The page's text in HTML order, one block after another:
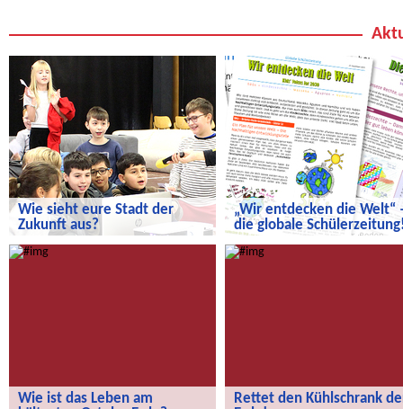
Wie sieht eure Stadt der
Zukunft aus?
Wie sieht eure Stadt der Zukunft aus?
„Wir entdecken die Welt“
die globale
„Wir entdecken die Welt“ – die
globale Schülerzeitung!
Wie ist das Leben am
Rettet den Kühlschrank